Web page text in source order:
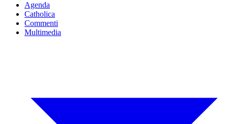
Agenda
Catholica
Commenti
Multimedia